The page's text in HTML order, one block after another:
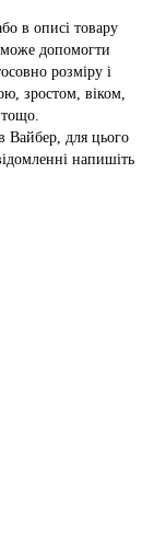
в описі товару
допомогти
розміру і
зростом, віком,
Вайбер, для цього
напишіть